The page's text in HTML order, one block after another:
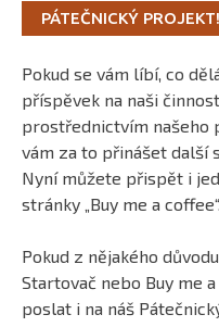
PÁTEČNICKÝ PROJEKT!
Pokud se vám líbí, co
příspěvek na naši
prostřednictvím našeho
vám za to přinášet další
Nyní můžete přispět i
stránky „Buy me a coffee“.
Pokud z nějakého
Startovač nebo Buy me
poslat i na náš